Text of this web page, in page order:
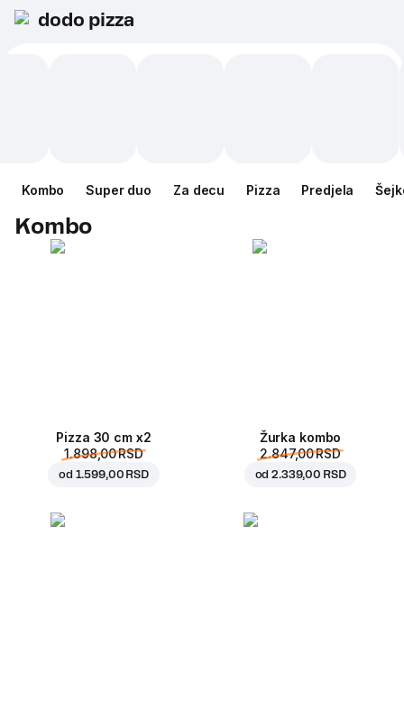
dodo pizza
Kombo Super duo Za decu Pizza Predjela
Kombo
Pizza 30 cm x2
1.898,00 RSD
od 1.599,00 RSD
Žurka kombo
2.847,00 RSD
od2.339,00 RSD